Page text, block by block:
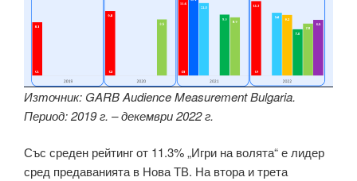
Източник: GARB Audience Measurement Bulgaria.
Период: 2019 г. – декември 2022 г.
Със среден рейтинг от 11.3% „Игри на волята“ е лидер
сред предаванията в Нова ТВ. На втора и трета